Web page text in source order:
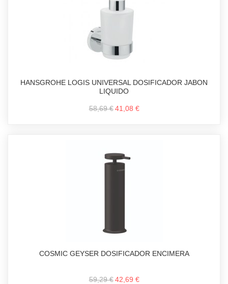
HANSGROHE LOGIS UNIVERSAL DOSIFICADOR JABON
LIQUIDO
58,69 € 41,08 €
COSMIC GEYSER DOSIFICADOR ENCIMERA
59,29 € 42,69 €